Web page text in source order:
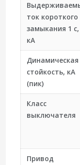
ток короткого
замыкания 1 с,
кА
Динамическая
стойкость, кА
(пик)
Класс
выключателя
Привод